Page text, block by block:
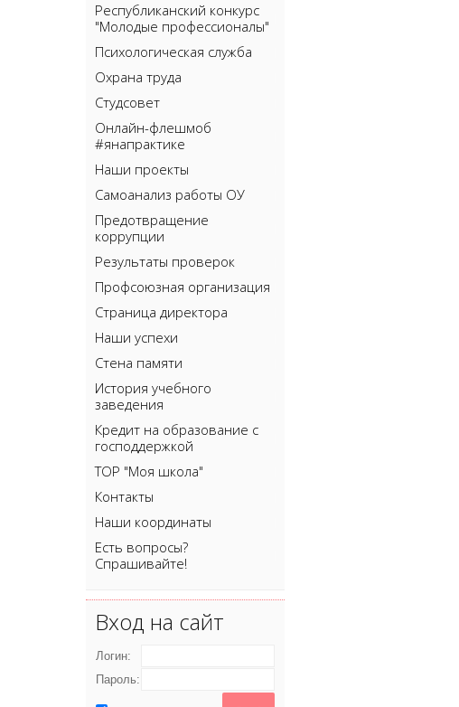
Республиканский конкурс
"Молодые профессионалы"
Психологическая служба
Охрана труда
Студсовет
Онлайн-флешмоб
#янапрактике
Наши проекты
Самоанализ работы ОУ
Предотвращение
коррупции
Результаты проверок
Профсоюзная организация
Страница директора
Наши успехи
Стена памяти
История учебного
заведения
Кредит на образование с
господдержкой
ТОР "Моя школа"
Контакты
Наши координаты
Есть вопросы?
Спрашивайте!
Вход на сайт
Логин:
Пароль: